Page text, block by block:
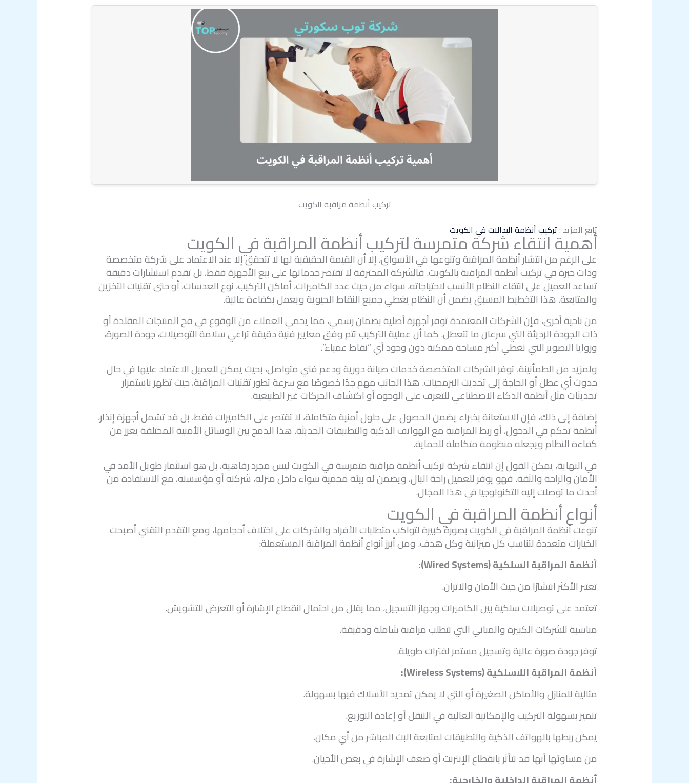
تركيب أنظمة مراقبة الكويت
تابع المزيد :تركيب أنظمة البدالات في الكويت
أهمية انتقاء شركة متمرسة لتركيب أنظمة المراقبة في الكويت
على الرغم من انتشار أنظمة المراقبة وتنوعها في الأسواق، إلا أن القيمة الحقيقية لها لا تتحقق إلا عند الاعتماد على شركة متخصصة
وذات خبرة في تركيب أنظمة المراقبة بالكويت. فالشركة المحترفة لا تقتصر خدماتها على بيع الأجهزة فقط، بل تقدم استشارات دقيقة
تساعد العميل على انتقاء النظام الأنسب لاحتياجاته، سواء من حيث عدد الكاميرات، أماكن التركيب، نوع العدسات، أو حتى تقنيات التخزين
والمتابعة. هذا التخطيط المسبق يضمن أن النظام يغطي جميع النقاط الحيوية ويعمل بكفاءة عالية.
من ناحية أخرى، فإن الشركات المعتمدة توفر أجهزة أصلية بضمان رسمي، مما يحمي العملاء من الوقوع في فخ المنتجات المقلدة أو
ذات الجودة الرديئة التي سرعان ما تتعطل. كما أن عملية التركيب تتم وفق معايير فنية دقيقة تراعي سلامة التوصيلات، جودة الصورة،
وزوايا التصوير التي تغطي أكبر مساحة ممكنة دون وجود أي “نقاط عمياء”.
ولمزيد من الطمأنينة، توفر الشركات المتخصصة خدمات صيانة دورية ودعم فني متواصل، بحيث يمكن للعميل الاعتماد عليها في حال
حدوث أي عطل أو الحاجة إلى تحديث البرمجيات. هذا الجانب مهم جدًا خصوصًا مع سرعة تطور تقنيات المراقبة، حيث تظهر باستمرار
تحديثات مثل أنظمة الذكاء الاصطناعي للتعرف على الوجوه أو اكتشاف الحركات غير الطبيعية.
إضافة إلى ذلك، فإن الاستعانة بخبراء يضمن الحصول على حلول أمنية متكاملة، لا تقتصر على الكاميرات فقط، بل قد تشمل أجهزة إنذار،
أنظمة تحكم في الدخول، أو ربط المراقبة مع الهواتف الذكية والتطبيقات الحديثة. هذا الدمج بين الوسائل الأمنية المختلفة يعزز من
كفاءة النظام ويجعله منظومة متكاملة للحماية.
في النهاية، يمكن القول إن انتقاء شركة تركيب أنظمة مراقبة متمرسة في الكويت ليس مجرد رفاهية، بل هو استثمار طويل الأمد في
الأمان والراحة والثقة. فهو يوفر للعميل راحة البال، ويضمن له بيئة محمية سواء داخل منزله، شركته أو مؤسسته، مع الاستفادة من
أحدث ما توصلت إليه التكنولوجيا في هذا المجال.
أنواع أنظمة المراقبة في الكويت
تنوعت أنظمة المراقبة في الكويت بصورة كبيرة لتواكب متطلبات الأفراد والشركات على اختلاف أحجامها، ومع التقدم التقني أصبحت
الخيارات متعددة لتناسب كل ميزانية وكل هدف. ومن أبرز أنواع أنظمة المراقبة المستعملة:
أنظمة المراقبة السلكية (Wired Systems):
تعتبر الأكثر انتشارًا من حيث الأمان والاتزان.
تعتمد على توصيلات سلكية بين الكاميرات وجهاز التسجيل، مما يقلل من احتمال انقطاع الإشارة أو التعرض للتشويش.
مناسبة للشركات الكبيرة والمباني التي تتطلب مراقبة شاملة ودقيقة.
توفر جودة صورة عالية وتسجيل مستمر لفترات طويلة.
أنظمة المراقبة اللاسلكية (Wireless Systems):
مثالية للمنازل والأماكن الصغيرة أو التي لا يمكن تمديد الأسلاك فيها بسهولة.
تتميز بسهولة التركيب والإمكانية العالية في التنقل أو إعادة التوزيع.
يمكن ربطها بالهواتف الذكية والتطبيقات لمتابعة البث المباشر من أي مكان.
من مساوئها أنها قد تتأثر بانقطاع الإنترنت أو ضعف الإشارة في بعض الأحيان.